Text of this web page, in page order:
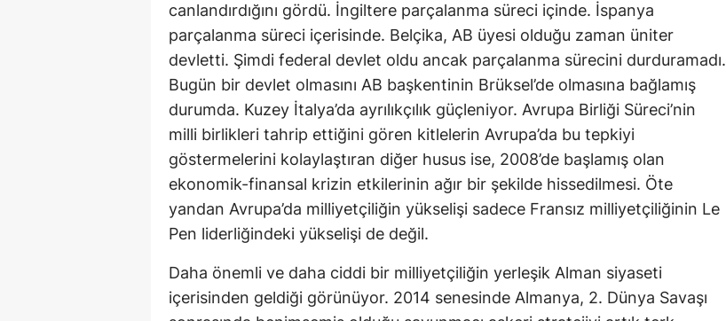
canlandırdığını gördü. İngiltere parçalanma süreci içinde. İspanya
parçalanma süreci içerisinde. Belçika, AB üyesi olduğu zaman üniter
devletti. Şimdi federal devlet oldu ancak parçalanma sürecini durduramadı.
Bugün bir devlet olmasını AB başkentinin Brüksel’de olmasına bağlamış
durumda. Kuzey İtalya’da ayrılıkçılık güçleniyor. Avrupa Birliği Süreci’nin
milli birlikleri tahrip ettiğini gören kitlelerin Avrupa’da bu tepkiyi
göstermelerini kolaylaştıran diğer husus ise, 2008’de başlamış olan
ekonomik-finansal krizin etkilerinin ağır bir şekilde hissedilmesi. Öte
yandan Avrupa’da milliyetçiliğin yükselişi sadece Fransız milliyetçiliğinin Le
Pen liderliğindeki yükselişi de değil.
Daha önemli ve daha ciddi bir milliyetçiliğin yerleşik Alman siyaseti
içerisinden geldiği görünüyor. 2014 senesinde Almanya, 2. Dünya Savaşı